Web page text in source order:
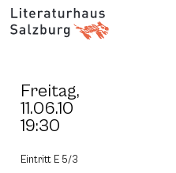
Freitag,
11.06.10
19:30
Eintritt E 5/3